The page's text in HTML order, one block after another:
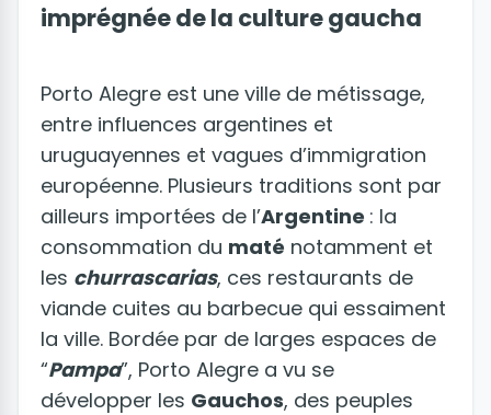
imprégnée de la culture gaucha
Porto Alegre est une ville de métissage,
entre influences argentines et
uruguayennes et vagues d’immigration
européenne. Plusieurs traditions sont par
ailleurs importées de l’Argentine : la
consommation du maté notamment et
les churrascarias, ces restaurants de
viande cuites au barbecue qui essaiment
la ville. Bordée par de larges espaces de
“Pampa”, Porto Alegre a vu se
développer les Gauchos, des peuples